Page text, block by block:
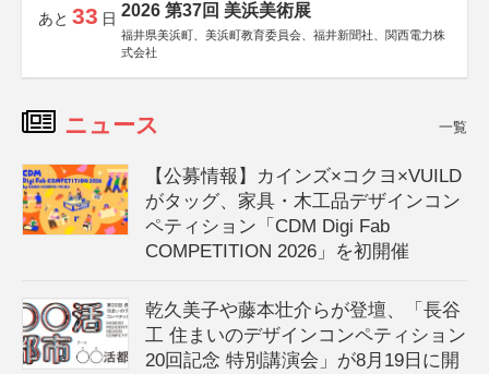
あと 33 日 2026 第37回 美浜美術展
福井県美浜町、美浜町教育委員会、福井新聞社、関西電力株
式会社
ニュース 一覧
【公募情報】カインズ×コクヨ×VUILD
がタッグ、家具・木工品デザインコン
ペティション「CDM Digi Fab
COMPETITION 2026」を初開催
乾久美子や藤本壮介らが登壇、「長谷
工 住まいのデザインコンペティション
20回記念 特別講演会」が8月19日に開